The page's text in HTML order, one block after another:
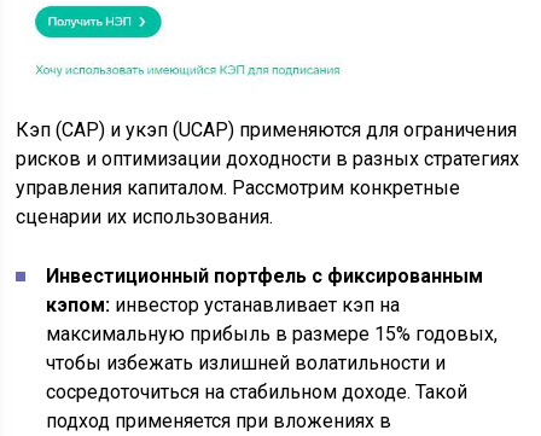
Кэп (CAP) и укэп (UCAP) применяются для ограничения
рисков и оптимизации доходности в разных стратегиях
управления капиталом. Рассмотрим конкретные
сценарии их использования.
Инвестиционный портфель с фиксированным
кэпом: инвестор устанавливает кэп на
максимальную прибыль в размере 15% годовых,
чтобы избежать излишней волатильности и
сосредоточиться на стабильном доходе. Такой
подход применяется при вложениях в